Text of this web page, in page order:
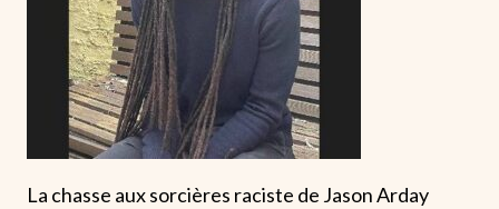
La chasse aux sorcières raciste de Jason Arday